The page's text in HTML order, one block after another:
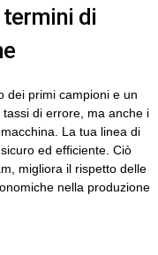
di
dei primi campioni e un
di errore, ma anche i
La tua linea di
ed efficiente. Ciò
migliora il rispetto delle
nella produzione